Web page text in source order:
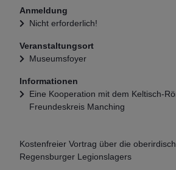
Kostenfreier Vortrag über die
Regensburger Legionslagers
Anmeldung
Nicht erforderlich!
Veranstaltungsort
Museumsfoyer
Informationen
Eine Kooperation mit dem Keltisch-
Freundeskreis Manching